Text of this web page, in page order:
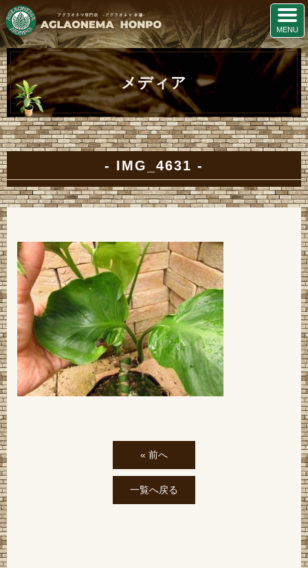
メディア
IMG_4631
« 前へ
一覧へ戻る